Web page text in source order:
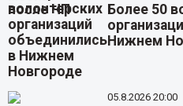
Более 50
Нижнем
05.8.2026 20:00